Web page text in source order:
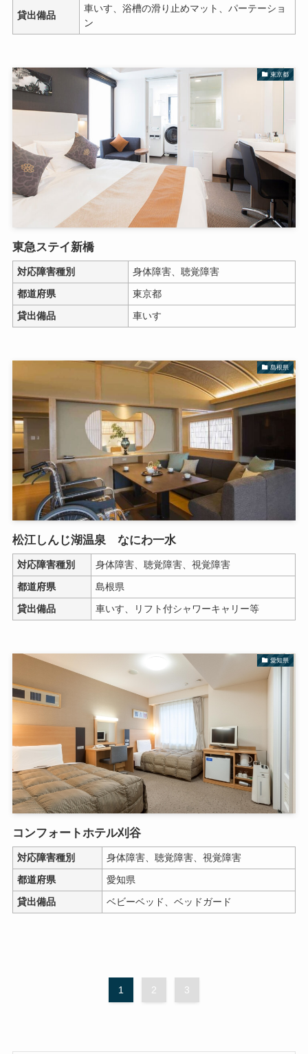
貸出備品
車いす、浴槽の滑り止めマット、パーテーショ
ン
東京都
東急ステイ新橋
対応障害種別
身体障害、聴覚障害
都道府県
東京都
貸出備品
車いす
島根県
松江しんじ湖温泉 なにわ一水
対応障害種別
身体障害、聴覚障害、視覚障害
都道府県
島根県
貸出備品
車いす、リフト付シャワーキャリー等
愛知県
コンフォートホテル刈谷
対応障害種別
身体障害、聴覚障害、視覚障害
都道府県
愛知県
貸出備品
ベビーベッド、ベッドガード
1 2 3